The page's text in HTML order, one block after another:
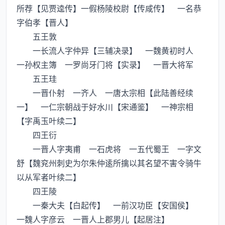
所荐【见贾逵传】一假杨陵校尉【传咸传】 一名恭
字伯孝【晋人】
五王敦
一长流人字仲异【三辅决录】 一魏黄初时人
一孙权主簿 一罗尚牙门将【实录】 一晋大将军
五王珪
一晋仆射 一齐人 一唐太宗相【此陆善经续
一】 一仁宗朝战于好水川【宋通鉴】 一神宗相
【字禹玉叶续二】
四王衍
一晋人字夷甫 一石虎将 一五代蜀王 一字文
舒【魏兖州刺史为尔朱仲逺所擒以其名望不害令骑牛
以从军者叶续二】
四王陵
一秦大夫【白起传】 一前汉功臣【安国侯】
一魏人字彦云 一晋人上郡男儿【起居注】